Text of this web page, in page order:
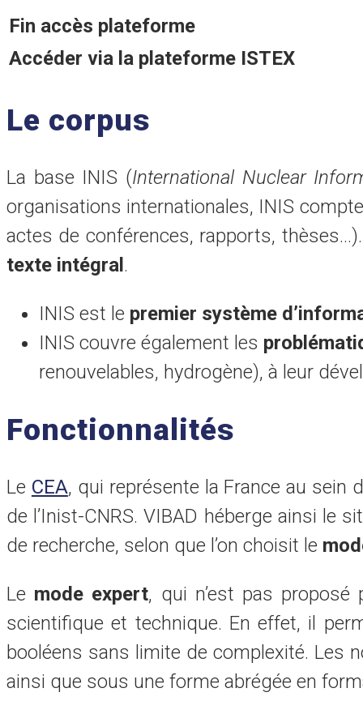
Fin accès plateforme
Accéder via la plateforme ISTEX
Le corpus
La base INIS (International Nuclear
organisations internationales, INIS
actes de conférences, rapports,
texte intégral .
INIS est le premier système
INIS couvre également les
renouvelables, hydrogène), à leur
Fonctionnalités
Le CEA, qui représente la France au sein
de l’Inist-CNRS. VIBAD héberge ainsi le
de recherche, selon que l’on choisit le
Le mode expert, qui n’est pas proposé
scientifique et technique. En effet, il
booléens sans limite de complexité. Les
ainsi que sous une forme abrégée en